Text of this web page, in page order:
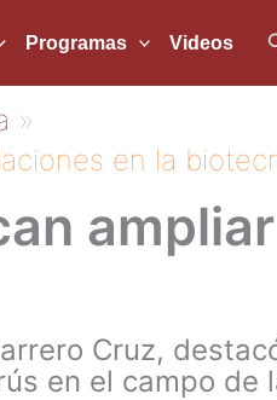
Programas Videos
en la
Cruz,
en el campo de